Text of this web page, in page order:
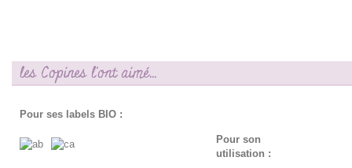
les Copines l'ont aimé...
Pour ses labels BIO :
Pour son
utilisation :